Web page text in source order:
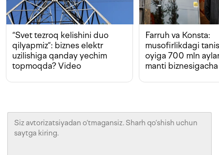
“Svet tezroq kelishini duo
qilyapmiz”: biznes elektr
uzilishiga qanday yechim
topmoqda? Video
Farruh va Konsta:
musofirlikdagi
oyiga 700 mln
manti biznesigacha